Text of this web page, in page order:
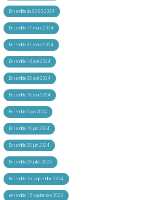
Ensemble du 03 03 2024
Ensemble 17 mars 2024
Ensemble 31 mars 2024
Ensemble 14 avril 2024
Ensemble 28 avril 2024
Ensemble 16 mai 2024
Ensemble 2 juin 2024
Ensemble 16 juin 2024
Ensemble 30 juin 2024
Ensemble 28 juillet 2024
Ensemble 1er septembre 2024
ensemble 15 septembre 2024